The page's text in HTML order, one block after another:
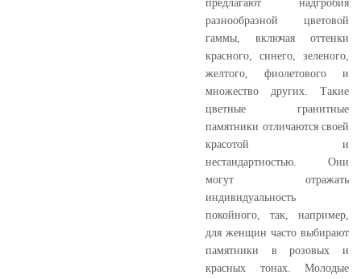
предлагают надгробия
разнообразной цветовой
гаммы, включая оттенки
красного, синего, зеленого,
желтого, фиолетового и
множество других. Такие
цветные гранитные
памятники отличаются своей
красотой и
нестандартностью. Они
могут отражать
индивидуальность
покойного, так, например,
для женщин часто выбирают
памятники в розовых и
красных тонах. Молодые